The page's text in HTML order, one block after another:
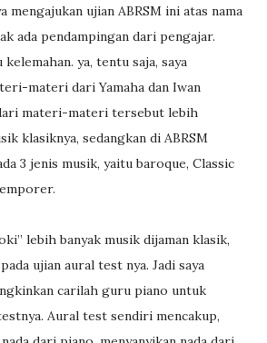
mengajukan ujian ABRSM ini atas nama
ada pendampingan dari pengajar.
ya, tentu saja, saya
materi dari Yamaha dan Iwan
materi-materi tersebut lebih
klasiknya, sedangkan di ABRSM
3 jenis musik, yaitu baroque, Classic
lebih banyak musik dijaman klasik,
ujian aural test nya. Jadi saya
carilah guru piano untuk
Aural test sendiri mencakup,